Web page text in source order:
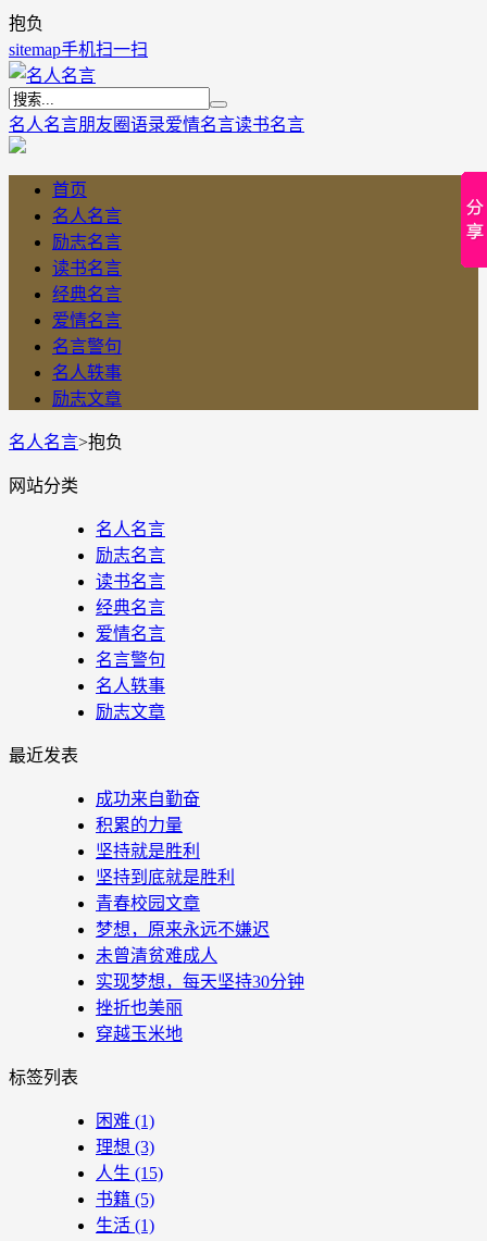
抱负
sitemap手机扫一扫
名人名言朋友圈语录爱情名言读书名言
首页
名人名言
励志名言
读书名言
经典名言
爱情名言
名言警句
名人轶事
励志文章
名人名言>抱负
网站分类
名人名言
励志名言
读书名言
经典名言
爱情名言
名言警句
名人轶事
励志文章
最近发表
成功来自勤奋
积累的力量
坚持就是胜利
坚持到底就是胜利
青春校园文章
梦想，原来永远不嫌迟
未曾清贫难成人
实现梦想，每天坚持30分钟
挫折也美丽
穿越玉米地
标签列表
困难 (1)
理想 (3)
人生 (15)
书籍 (5)
生活 (1)